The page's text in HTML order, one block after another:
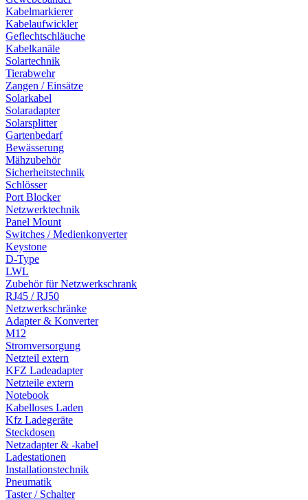
Kabelmarkierer
Kabelaufwickler
Geflechtschläuche
Kabelkanäle
Solartechnik
Tierabwehr
Zangen / Einsätze
Solarkabel
Solaradapter
Solarsplitter
Gartenbedarf
Bewässerung
Mähzubehör
Sicherheitstechnik
Schlösser
Port Blocker
Netzwerktechnik
Panel Mount
Switches / Medienkonverter
Keystone
D-Type
LWL
Zubehör für Netzwerkschrank
RJ45 / RJ50
Netzwerkschränke
Adapter & Konverter
M12
Stromversorgung
Netzteil extern
KFZ Ladeadapter
Netzteile extern
Notebook
Kabelloses Laden
Kfz Ladegeräte
Steckdosen
Netzadapter & -kabel
Ladestationen
Installationstechnik
Pneumatik
Taster / Schalter